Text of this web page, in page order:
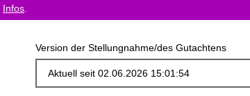
Infos
Version der Stellungnahme/des Gutachtens